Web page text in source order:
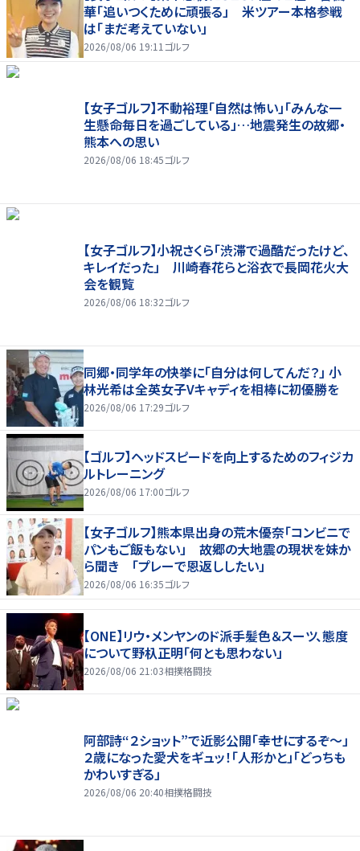
華「追いつくために頑張る」 米ツアー本格参戦
は「まだ考えていない」
2026/08/06 19:11 ゴルフ
【女子ゴルフ】不動裕理「自然は怖い」「みんな一
生懸命毎日を過ごしている」…地震発生の故郷・
熊本への思い
2026/08/06 18:45ゴルフ
【女子ゴルフ】小祝さくら「渋滞で過酷だったけど、
キレイだった」 川崎春花らと浴衣で長岡花火大
会を観覧
2026/08/06 18:32ゴルフ
同郷・同学年の快挙に「自分は何してんだ？」 小
林光希は全英女子Vキャディを相棒に初優勝を
2026/08/06 17:29ゴルフ
【ゴルフ】ヘッドスピードを向上するためのフィジカ
ルトレーニング
2026/08/06 17:00ゴルフ
【女子ゴルフ】熊本県出身の荒木優奈「コンビニで
パンもご飯もない」 故郷の大地震の現状を妹か
ら聞き 「プレーで恩返ししたい」
2026/08/06 16:35ゴルフ
【ONE】リウ・メンヤンのド派手髪色＆スーツ、態度
について野杁正明「何とも思わない」
2026/08/06 21:03相撲格闘技
阿部詩“２ショット”で近影公開「幸せにするぞ〜」
２歳になった愛犬をギュッ！「人形かと」「どっちも
かわいすぎる」
2026/08/06 20:40相撲格闘技